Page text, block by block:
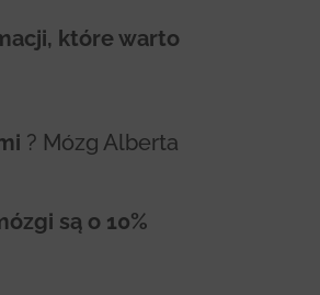
które warto
? Mózg Alberta
są o 10%